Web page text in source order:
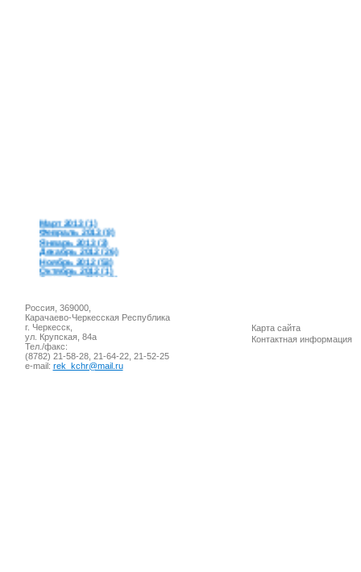
Март 2013 (1)
Февраль 2013 (8)
Январь 2013 (3)
Декабрь 2012 (26)
Ноябрь 2012 (53)
Октябрь 2012 (1)
Сентябрь 2012 (5)
Июнь 2012 (3)
Май 2012 (8)
Апрель 2012 (5)
Март 2012 (5)
Февраль 2012 (8)
Январь 2012 (4)
Декабрь 2011 (50)
Ноябрь 2011 (74)
Россия, 369000,
Карачаево-Черкесская Республика
г. Черкесск,
ул. Крупская, 84а
Тел./факс:
(8782) 21-58-28, 21-64-22, 21-52-25
e-mail: rek_kchr@mail.ru
Карта сайта
Контактная информация